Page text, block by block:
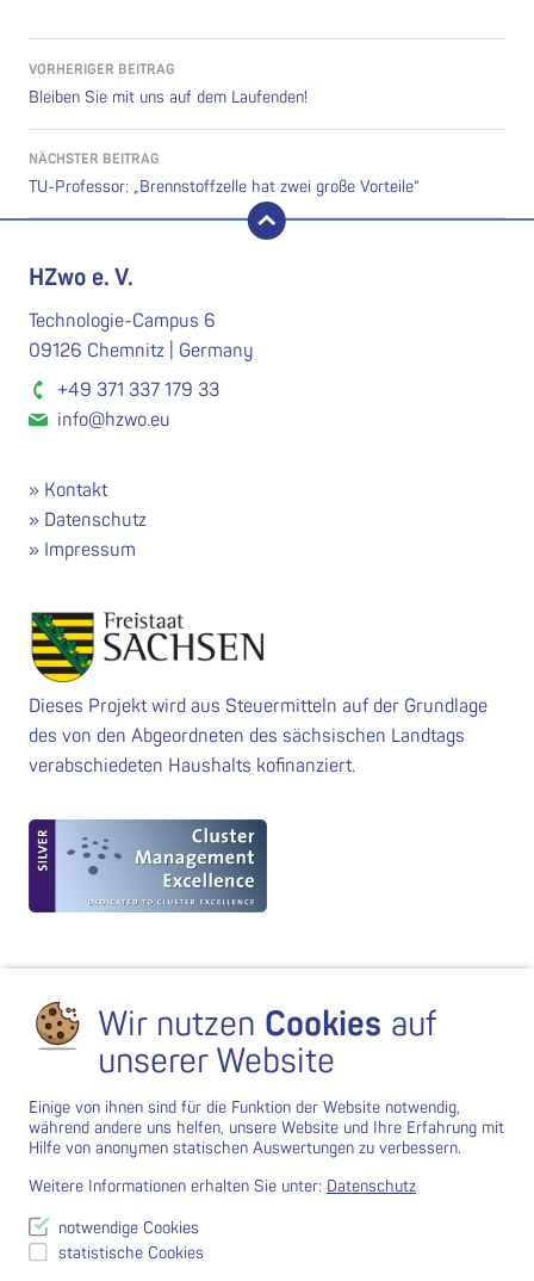
VORHERIGER BEITRAG
Bleiben Sie mit uns auf dem Laufenden!
NÄCHSTER BEITRAG
TU-Professor: „Brennstoffzelle hat zwei große Vorteile“
nach oben
HZwo e. V.
Technologie-Campus 6
09126 Chemnitz | Germany
+49 371 337 179 33
info@hzwo.eu
Kontakt
Datenschutz
Impressum
Dieses Projekt wird aus Steuermitteln auf der Grundlage
des von den Abgeordneten des sächsischen Landtags
verabschiedeten Haushalts kofinanziert.
Wir nutzen Cookies auf
unserer Website
Einige von ihnen sind für die Funktion der Website notwendig,
während andere uns helfen, unsere Website und Ihre Erfahrung mit
Hilfe von anonymen statischen Auswertungen zu verbessern.
Weitere Informationen erhalten Sie unter: Datenschutz
notwendige Cookies
statistische Cookies